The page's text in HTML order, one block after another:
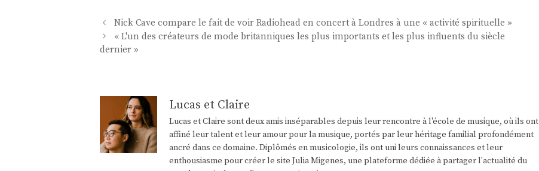
Navigation
des
articles
Nick Cave compare le fait de voir Radiohead en concert à Londres à une « activité spirituelle »
« L'un des créateurs de mode britanniques les plus importants et les plus influents du siècle
dernier »
Lucas et Claire
Lucas et Claire sont deux amis inséparables depuis leur rencontre à l'école de musique, où ils ont
affiné leur talent et leur amour pour la musique, portés par leur héritage familial profondément
ancré dans ce domaine. Diplômés en musicologie, ils ont uni leurs connaissances et leur
enthousiasme pour créer le site Julia Migenes, une plateforme dédiée à partager l'actualité du